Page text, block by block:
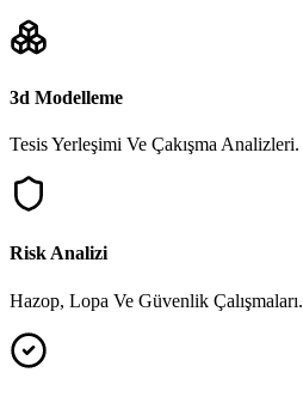
3d Modelleme
Tesis Yerleşimi Ve Çakışma Analizleri.
Risk Analizi
Hazop, Lopa Ve Güvenlik Çalışmaları.